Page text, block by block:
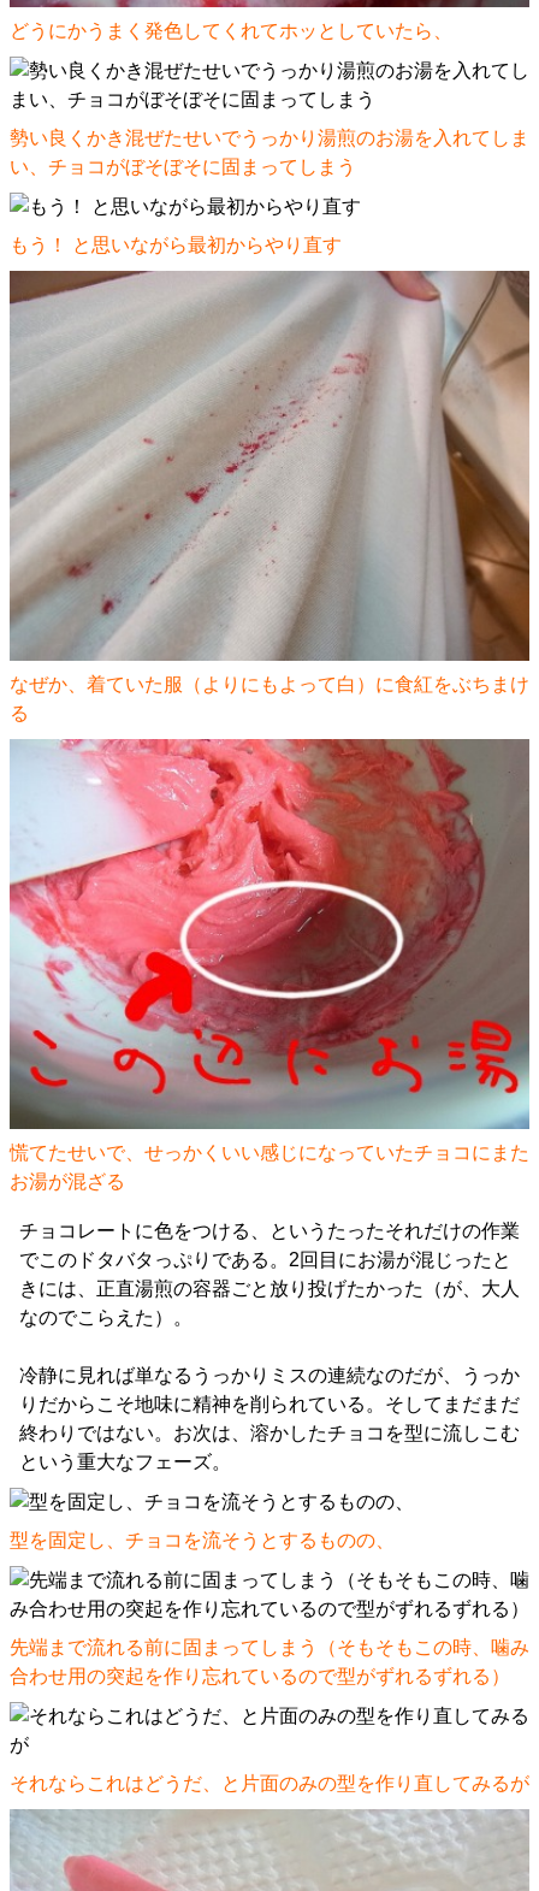
どうにかうまく発色してくれてホッとしていたら、
勢い良くかき混ぜたせいでうっかり湯煎のお湯を入れてしま
い、チョコがぼそぼそに固まってしまう
もう！ と思いながら最初からやり直す
なぜか、着ていた服（よりにもよって白）に食紅をぶちまけ
る
慌てたせいで、せっかくいい感じになっていたチョコにまた
お湯が混ざる
チョコレートに色をつける、というたったそれだけの作業
でこのドタバタっぷりである。2回目にお湯が混じったと
きには、正直湯煎の容器ごと放り投げたかった（が、大人
なのでこらえた）。
冷静に見れば単なるうっかりミスの連続なのだが、うっか
りだからこそ地味に精神を削られている。そしてまだまだ
終わりではない。お次は、溶かしたチョコを型に流しこむ
という重大なフェーズ。
型を固定し、チョコを流そうとするものの、
先端まで流れる前に固まってしまう（そもそもこの時、噛み
合わせ用の突起を作り忘れているので型がずれるずれる）
それならこれはどうだ、と片面のみの型を作り直してみるが